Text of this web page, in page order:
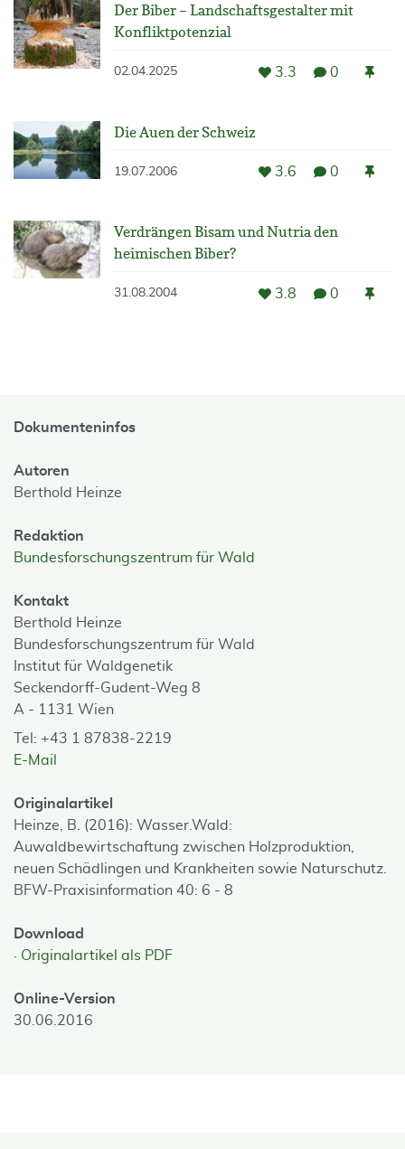
Der Biber – Landschaftsgestalter mit
Konfliktpotenzial
02.04.2025 3.3 0
Die Auen der Schweiz
19.07.2006 3.6 0
Verdrängen Bisam und Nutria den
heimischen Biber?
31.08.2004 3.8 0
Dokumenteninfos
Autoren
Berthold Heinze
Redaktion
Bundesforschungszentrum für Wald
Kontakt
Berthold Heinze
Bundesforschungszentrum für Wald
Institut für Waldgenetik
Seckendorff-Gudent-Weg 8
A - 1131 Wien
Tel: +43 1 87838-2219
E-Mail
Originalartikel
Heinze, B. (2016): Wasser.Wald:
Auwaldbewirtschaftung zwischen Holzproduktion,
neuen Schädlingen und Krankheiten sowie Naturschutz.
BFW-Praxisinformation 40: 6 - 8
Download
Originalartikel als PDF
Online-Version
30.06.2016